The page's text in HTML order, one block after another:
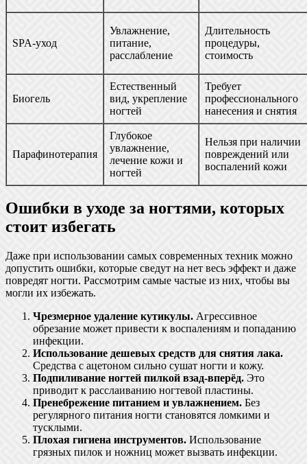
SPA-уход
Увлажнение,
питание,
расслабление
Длительность
процедуры,
стоимость
Биогель
Естественный
вид, укрепление
ногтей
Требует
профессионального
нанесения и снятия
Парафинотерапия
Глубокое
увлажнение,
лечение кожи и
ногтей
Нельзя при наличии
повреждений или
воспалений кожи
Ошибки в уходе за ногтями, которых
стоит избегать
Даже при использовании самых современных техник можно
допустить ошибки, которые сведут на нет весь эффект и даже
повредят ногти. Рассмотрим самые частые из них, чтобы вы
могли их избежать.
Чрезмерное удаление кутикулы. Агрессивное
обрезание может привести к воспалениям и попаданию
инфекции.
Использование дешевых средств для снятия лака.
Средства с ацетоном сильно сушат ногти и кожу.
Подпиливание ногтей пилкой взад-вперёд. Это
приводит к расслаиванию ногтевой пластины.
Пренебрежение питанием и увлажнением. Без
регулярного питания ногти становятся ломкими и
тусклыми.
Плохая гигиена инструментов. Использование
грязных пилок и ножниц может вызвать инфекции.